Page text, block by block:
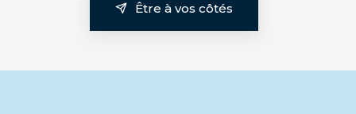
Être à vos côtés